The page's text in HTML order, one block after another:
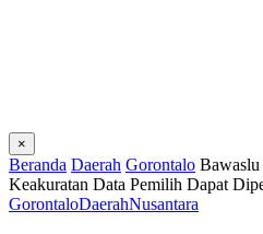
×
Beranda Daerah Gorontalo
Keakuratan Data Pemilih Dapat
GorontaloDaerahNusantara